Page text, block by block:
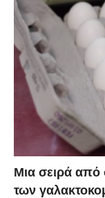
Mια σειρά
των